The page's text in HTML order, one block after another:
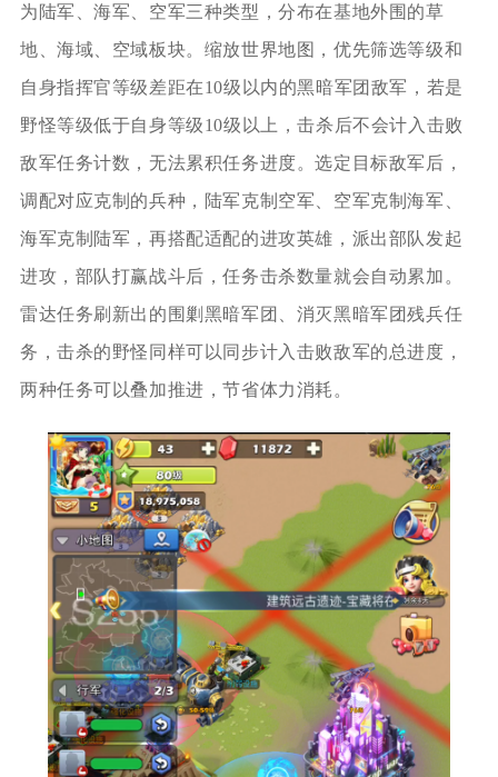
为陆军、海军、空军三种类型，分布在基地外围的草
地、海域、空域板块。缩放世界地图，优先筛选等级和
自身指挥官等级差距在10级以内的黑暗军团敌军，若是
野怪等级低于自身等级10级以上，击杀后不会计入击败
敌军任务计数，无法累积任务进度。选定目标敌军后，
调配对应克制的兵种，陆军克制空军、空军克制海军、
海军克制陆军，再搭配适配的进攻英雄，派出部队发起
进攻，部队打赢战斗后，任务击杀数量就会自动累加。
雷达任务刷新出的围剿黑暗军团、消灭黑暗军团残兵任
务，击杀的野怪同样可以同步计入击败敌军的总进度，
两种任务可以叠加推进，节省体力消耗。